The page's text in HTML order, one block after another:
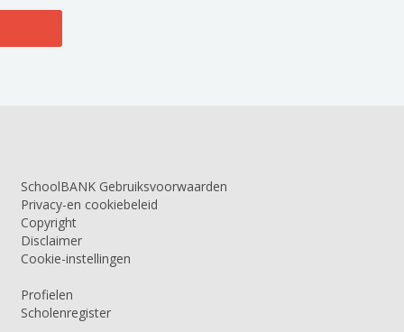
SchoolBANK Gebruiksvoorwaarden
Privacy-en cookiebeleid
Copyright
Disclaimer
Cookie-instellingen
Profielen
Scholenregister